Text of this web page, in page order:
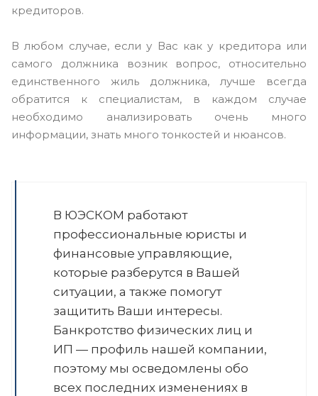
кредиторов.
В любом случае, если у Вас как у кредитора или
самого должника возник вопрос, относительно
единственного жиль должника, лучше всегда
обратится к специалистам, в каждом случае
необходимо анализировать очень много
информации, знать много тонкостей и нюансов.
В ЮЭСКОМ работают
профессиональные юристы и
финансовые управляющие,
которые разберутся в Вашей
ситуации, а также помогут
защитить Ваши интересы.
Банкротство физических лиц и
ИП — профиль нашей компании,
поэтому мы осведомлены обо
всех последних изменениях в